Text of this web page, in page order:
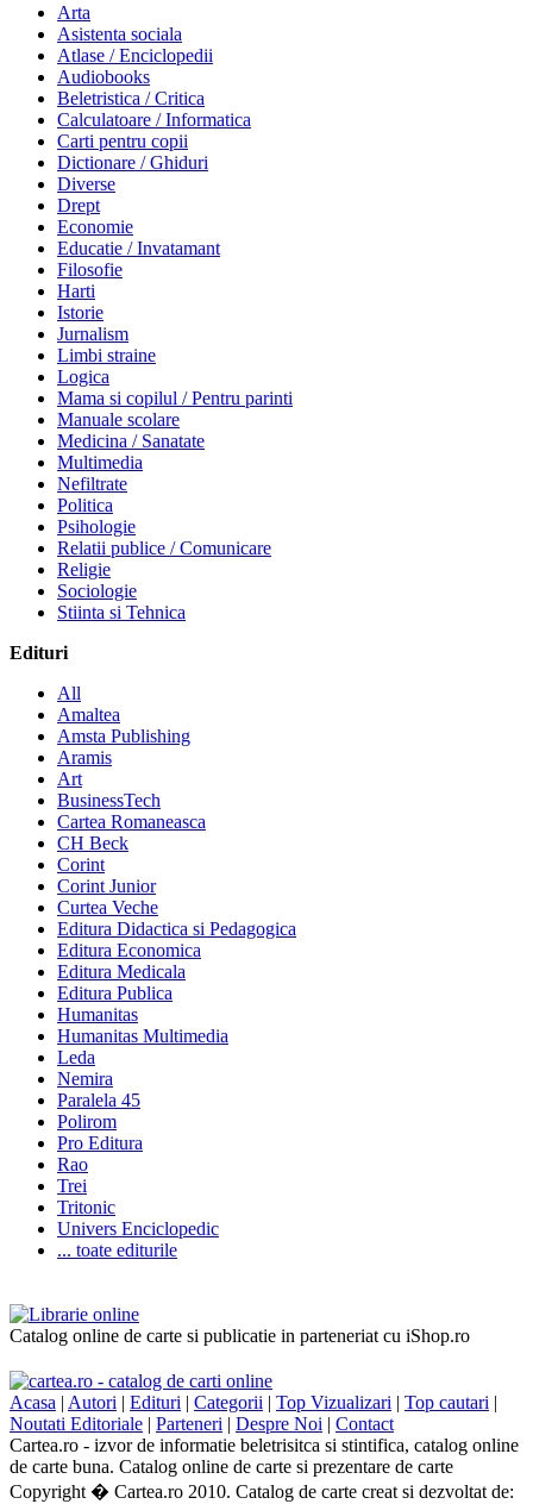
Arta
Asistenta sociala
Atlase / Enciclopedii
Audiobooks
Beletristica / Critica
Calculatoare / Informatica
Carti pentru copii
Dictionare / Ghiduri
Diverse
Drept
Economie
Educatie / Invatamant
Filosofie
Harti
Istorie
Jurnalism
Limbi straine
Logica
Mama si copilul / Pentru parinti
Manuale scolare
Medicina / Sanatate
Multimedia
Nefiltrate
Politica
Psihologie
Relatii publice / Comunicare
Religie
Sociologie
Stiinta si Tehnica
Edituri
All
Amaltea
Amsta Publishing
Aramis
Art
BusinessTech
Cartea Romaneasca
CH Beck
Corint
Corint Junior
Curtea Veche
Editura Didactica si Pedagogica
Editura Economica
Editura Medicala
Editura Publica
Humanitas
Humanitas Multimedia
Leda
Nemira
Paralela 45
Polirom
Pro Editura
Rao
Trei
Tritonic
Univers Enciclopedic
... toate editurile
Catalog online de carte si publicatie in parteneriat cu iShop.ro
Acasa | Autori | Edituri | Categorii | Top Vizualizari | Top cautari |
Noutati Editoriale | Parteneri | Despre Noi | Contact
Cartea.ro - izvor de informatie beletrisitca si stintifica, catalog online
de carte buna. Catalog online de carte si prezentare de carte
Copyright � Cartea.ro 2010. Catalog de carte creat si dezvoltat de: